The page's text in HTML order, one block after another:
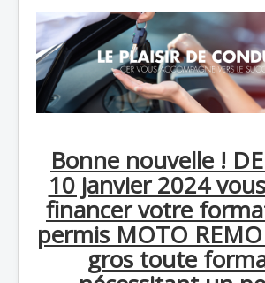
Bonne nouvelle !
10 janvier 2024
financer votre
permis MOTO
gros toute